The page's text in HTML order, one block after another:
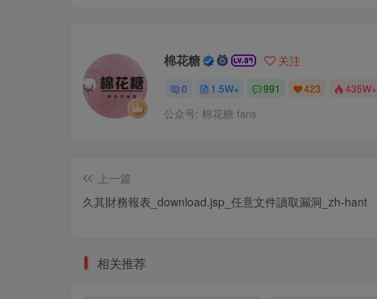
棉花糖 关注
0 1.5W+ 991 423 435W+
公众号: 棉花糖 fans
上一篇
久其財務報表_download.jsp_任意文件讀取漏洞_zh-hant
相关推荐